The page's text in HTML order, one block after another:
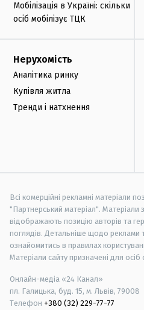
Мобілізація в Україні: скільки
осіб мобілізує ТЦК
Нерухомість
Аналітика ринку
Купівля житла
Тренди і натхнення
Всі комерційні рекламні матеріали
"Партнерський матеріал".
відображають позицію авторів та
поглядів. Детальніше щодо реклами
ознайомитись в правилах
Матеріали сайту призначені для осіб
Онлайн-медіа «24 Канал»
пл. Галицька, буд. 15, м. Львів, 79008
Телефон +380 (32) 229-77-77